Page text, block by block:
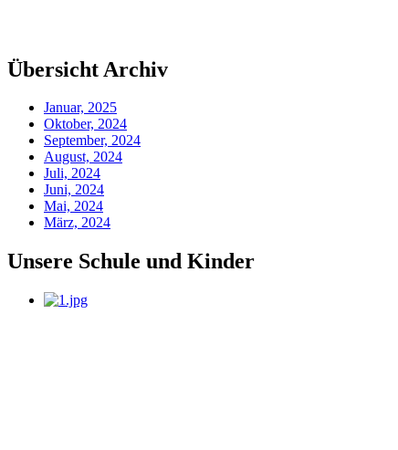
Übersicht Archiv
Januar, 2025
Oktober, 2024
September, 2024
August, 2024
Juli, 2024
Juni, 2024
Mai, 2024
März, 2024
Unsere Schule und Kinder